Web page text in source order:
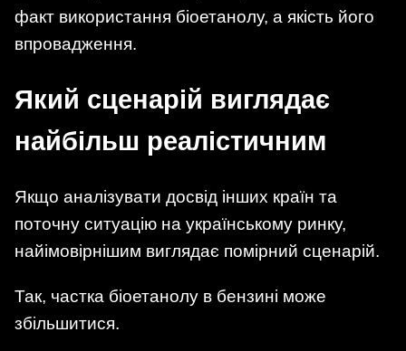
факт використання біоетанолу, а якість його
впровадження.
Який сценарій виглядає
найбільш реалістичним
Якщо аналізувати досвід інших країн та
поточну ситуацію на українському ринку,
найімовірнішим виглядає помірний сценарій.
Так, частка біоетанолу в бензині може
збільшитися.